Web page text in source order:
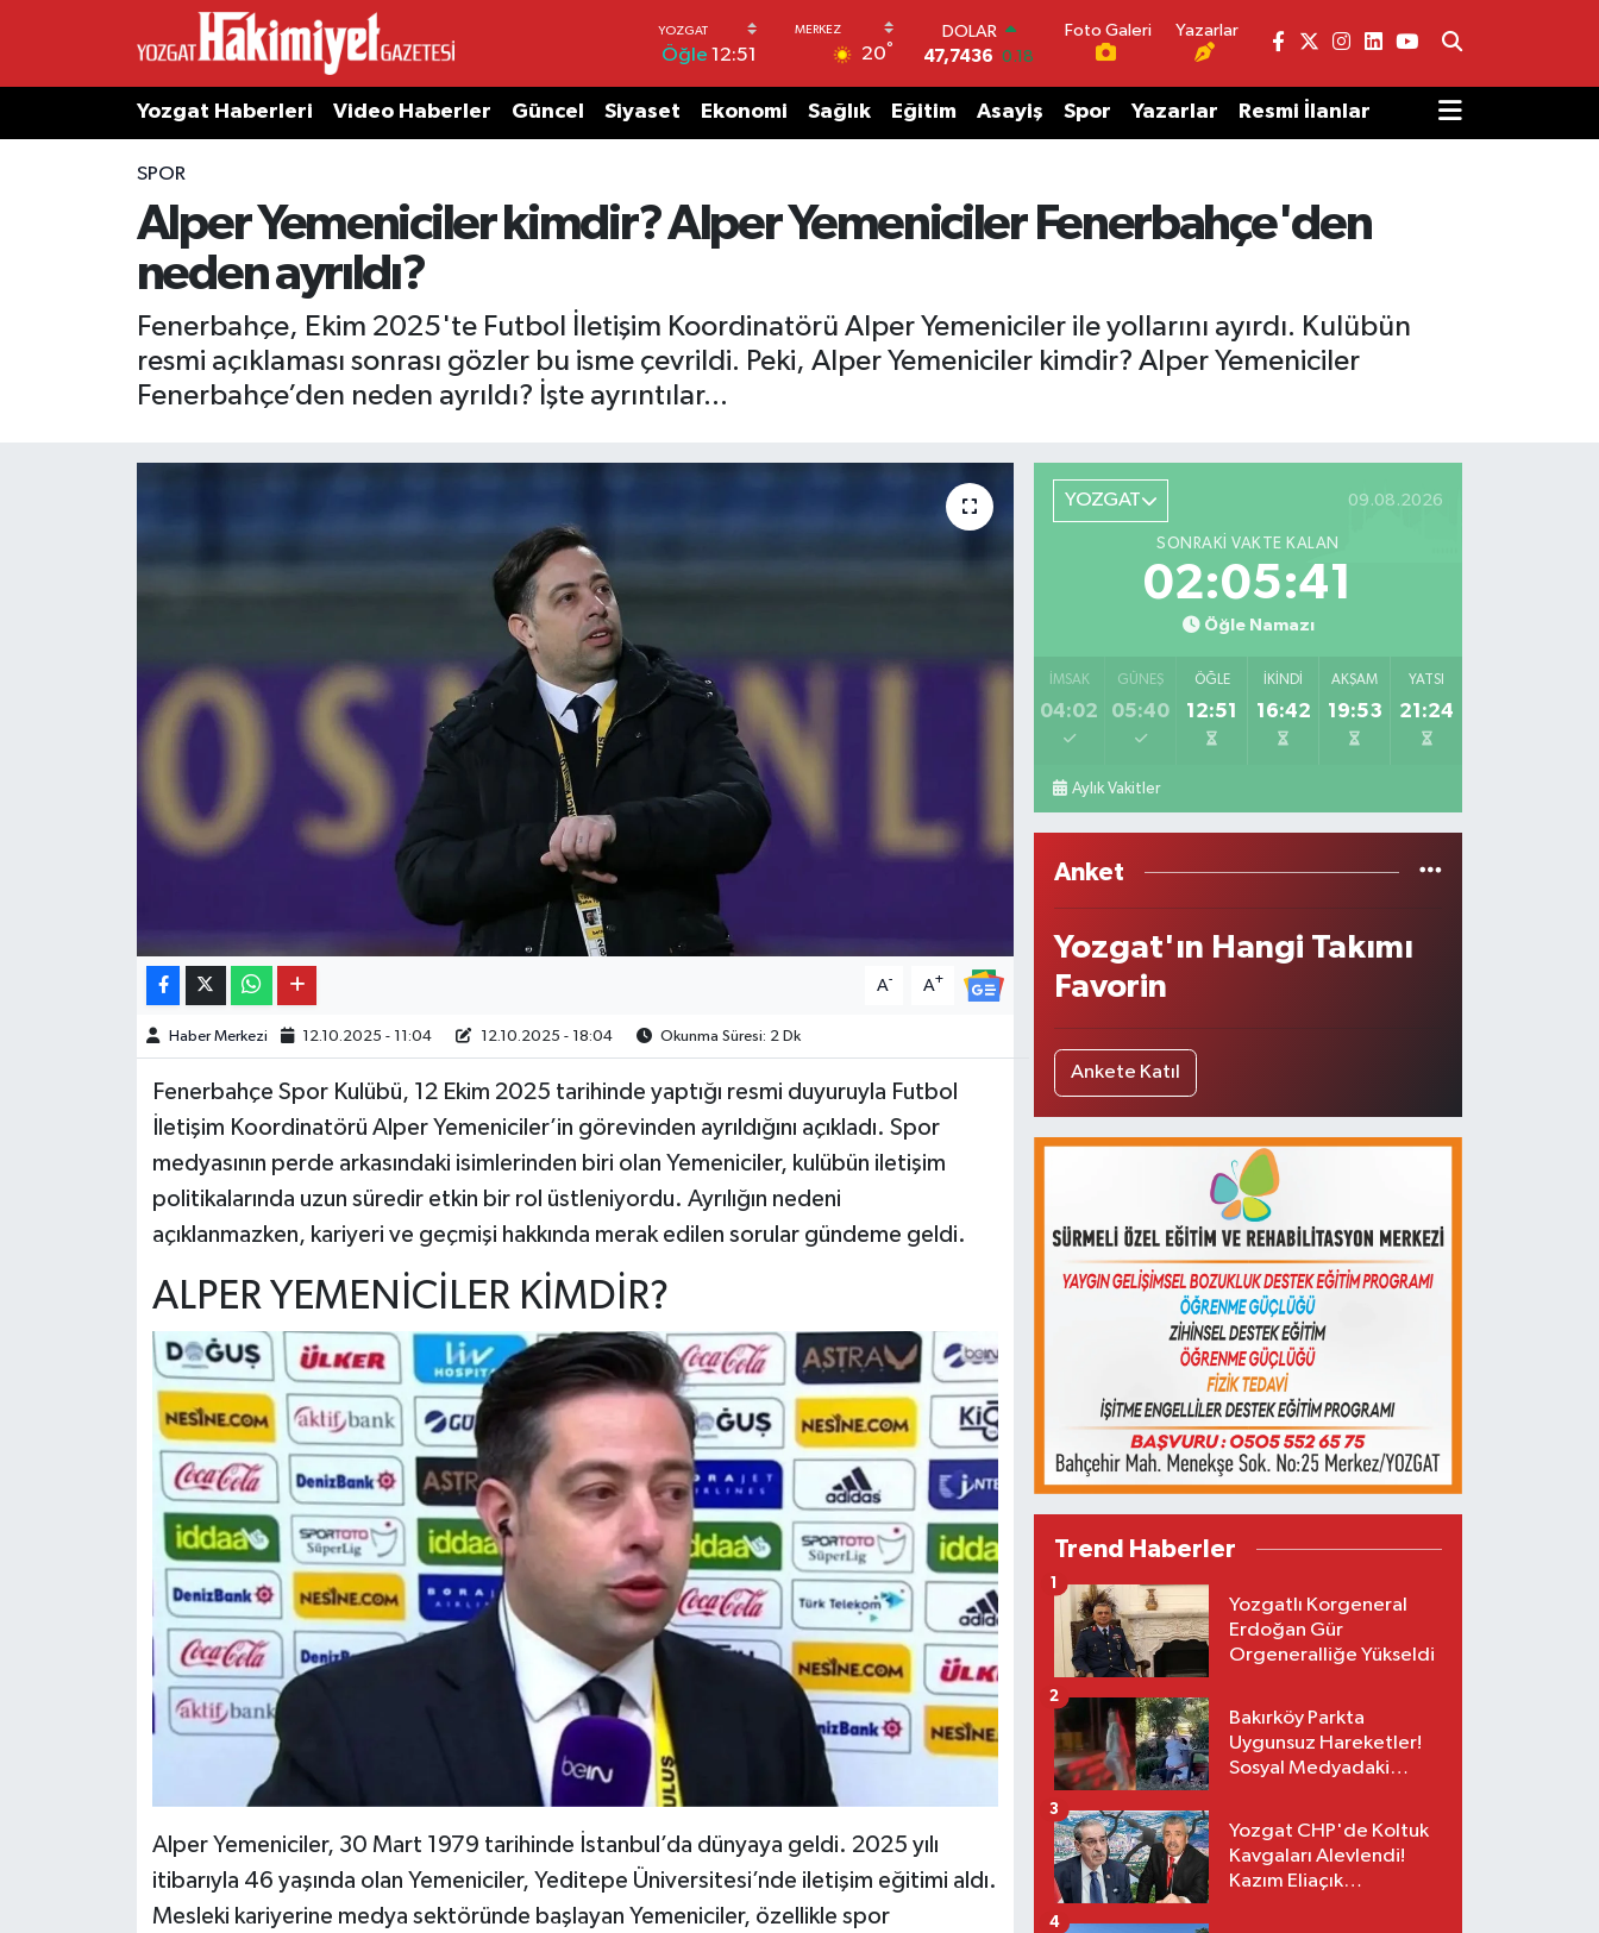
Öğle 12:51 20°
DOLAR
47,7436 0.18
55,2510 0.32
6660.55
BİST100
Foto Galeri Yazarlar
Yozgat Haberleri Video Haberler Güncel Siyaset Ekonomi Sağlık Eğitim Asayiş Spor Yazarlar Resmi İlanlar
SPOR
Alper Yemeniciler kimdir? Alper Yemeniciler Fenerbahçe'den
neden ayrıldı?
Fenerbahçe, Ekim 2025'te Futbol İletişim Koordinatörü Alper Yemeniciler ile yollarını ayırdı. Kulübün
resmi açıklaması sonrası gözler bu isme çevrildi. Peki, Alper Yemeniciler kimdir? Alper Yemeniciler
Fenerbahçe’den neden ayrıldı? İşte ayrıntılar...
A- A+
Haber Merkezi 12.10.2025 - 11:04 12.10.2025 - 18:04 Okunma Süresi: 2 Dk
Fenerbahçe Spor Kulübü, 12 Ekim 2025 tarihinde yaptığı resmi duyuruyla Futbol
İletişim Koordinatörü Alper Yemeniciler’in görevinden ayrıldığını açıkladı. Spor
medyasının perde arkasındaki isimlerinden biri olan Yemeniciler, kulübün iletişim
politikalarında uzun süredir etkin bir rol üstleniyordu. Ayrılığın nedeni
açıklanmazken, kariyeri ve geçmişi hakkında merak edilen sorular gündeme geldi.
ALPER YEMENİCİLER KİMDİR?
Alper Yemeniciler, 30 Mart 1979 tarihinde İstanbul’da dünyaya geldi. 2025 yılı
itibarıyla 46 yaşında olan Yemeniciler, Yeditepe Üniversitesi’nde iletişim eğitimi aldı.
Mesleki kariyerine medya sektöründe başlayan Yemeniciler, özellikle spor
YOZGAT 09.08.2026
SONRAKI VAKTE KALAN
02:05:41
Öğle Namazı
İMSAK
04:02
GÜNEŞ
05:40
ÖĞLE
12:51
İKINDI
16:42
AKŞAM
19:53
YATSI
21:24
Aylık Vakitler
Anket
Yozgat'ın Hangi Takımı
Favorin
Ankete Katıl
Trend Haberler
Yozgatlı Korgeneral
Erdoğan Gür
Orgeneralliğe Yükseldi
1
Bakırköy Parkta
Uygunsuz Hareketler!
Sosyal Medyadaki
2
Yozgat CHP'de Koltuk
Kavgaları Alevlendi!
Kazım Eliaçık
3
4